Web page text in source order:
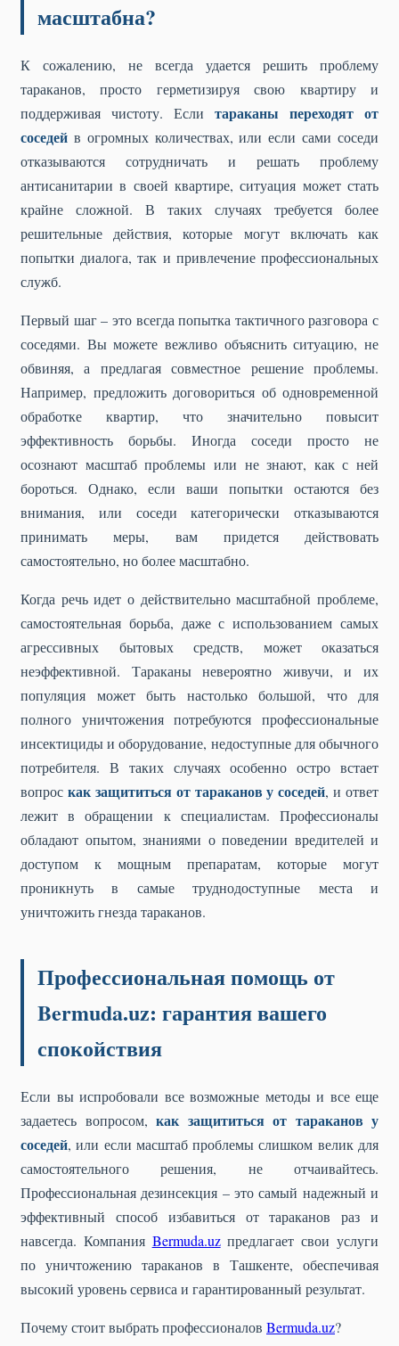
масштабна?
К сожалению, не всегда удается решить проблему
тараканов, просто герметизируя свою квартиру и
поддерживая чистоту. Если тараканы переходят от
соседей в огромных количествах, или если сами соседи
отказываются сотрудничать и решать проблему
антисанитарии в своей квартире, ситуация может стать
крайне сложной. В таких случаях требуется более
решительные действия, которые могут включать как
попытки диалога, так и привлечение профессиональных
служб.
Первый шаг – это всегда попытка тактичного разговора с
соседями. Вы можете вежливо объяснить ситуацию, не
обвиняя, а предлагая совместное решение проблемы.
Например, предложить договориться об одновременной
обработке квартир, что значительно повысит
эффективность борьбы. Иногда соседи просто не
осознают масштаб проблемы или не знают, как с ней
бороться. Однако, если ваши попытки остаются без
внимания, или соседи категорически отказываются
принимать меры, вам придется действовать
самостоятельно, но более масштабно.
Когда речь идет о действительно масштабной проблеме,
самостоятельная борьба, даже с использованием самых
агрессивных бытовых средств, может оказаться
неэффективной. Тараканы невероятно живучи, и их
популяция может быть настолько большой, что для
полного уничтожения потребуются профессиональные
инсектициды и оборудование, недоступные для обычного
потребителя. В таких случаях особенно остро встает
вопрос как защититься от тараканов у соседей, и ответ
лежит в обращении к специалистам. Профессионалы
обладают опытом, знаниями о поведении вредителей и
доступом к мощным препаратам, которые могут
проникнуть в самые труднодоступные места и
уничтожить гнезда тараканов.
Профессиональная помощь от
Bermuda.uz: гарантия вашего
спокойствия
Если вы испробовали все возможные методы и все еще
задаетесь вопросом, как защититься от тараканов у
соседей, или если масштаб проблемы слишком велик для
самостоятельного решения, не отчаивайтесь.
Профессиональная дезинсекция – это самый надежный и
эффективный способ избавиться от тараканов раз и
навсегда. Компания Bermuda.uzпредлагает свои услуги
по уничтожению тараканов в Ташкенте, обеспечивая
высокий уровень сервиса и гарантированный результат.
Почему стоит выбрать профессионалов Bermuda.uz?